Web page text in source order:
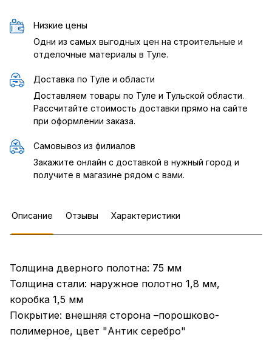
Низкие цены
Одни из самых выгодных цен на строительные и
отделочные материалы в Туле.
Доставка по Туле и области
Доставляем товары по Туле и Тульской области.
Рассчитайте стоимость доставки прямо на сайте
при оформлении заказа.
Самовывоз из филиалов
Закажите онлайн с доставкой в нужный город и
получите в магазине рядом с вами.
Описание Отзывы Характеристики
Толщина дверного полотна: 75 мм
Толщина стали: наружное полотно 1,8 мм,
коробка 1,5 мм
Покрытие: внешняя сторона –порошково-
полимерное, цвет "Антик серебро"